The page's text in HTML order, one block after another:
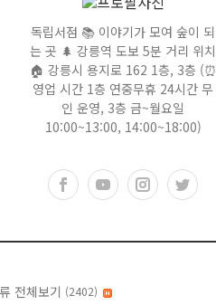
독립서점 📚 이야기가 모여 숲이 되
는 곳 🌲 강릉역 도보 5분 거리 위치
🏠 강릉시 용지로 162 1층, 3층 (⏰
영업 시간 1층 연중무휴 24시간 무
인 운영, 3층 금~월요일
10:00~13:00, 14:00~18:00)
전체보기 (2402)